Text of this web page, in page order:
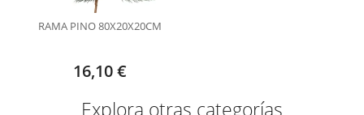
RAMA PINO 80X20X20CM
16,10 €
Explora otras categorías